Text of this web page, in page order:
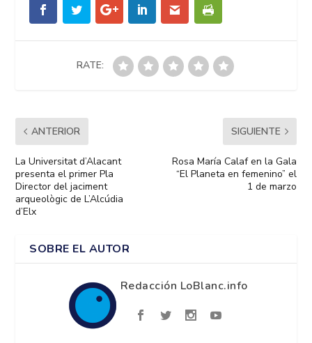
RATE:
ANTERIOR
La Universitat d’Alacant
presenta el primer Pla
Director del jaciment
arqueològic de L’Alcúdia
d’Elx
SIGUIENTE
Rosa María Calaf en la Gala
“El Planeta en femenino” el
1 de marzo
SOBRE EL AUTOR
Redacción LoBlanc.info